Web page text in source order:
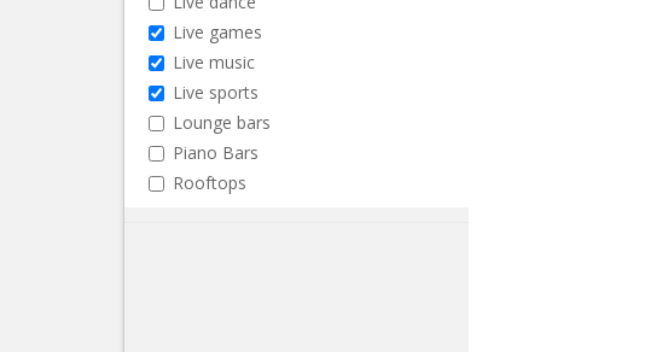
Live games
Live music
Live sports
Lounge bars
Piano Bars
Rooftops